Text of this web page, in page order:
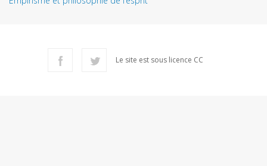
Le site est sous licence CC